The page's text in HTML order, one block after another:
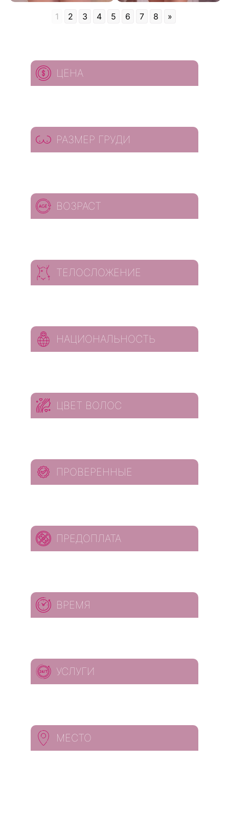
1 2 3 4 5 6 7 8 »
ЦЕНА
РАЗМЕР ГРУДИ
ВОЗРАСТ
ТЕЛОСЛОЖЕНИЕ
НАЦИОНАЛЬНОСТЬ
ЦВЕТ ВОЛОС
ПРОВЕРЕННЫЕ
ПРЕДОПЛАТА
ВРЕМЯ
УСЛУГИ
МЕСТО